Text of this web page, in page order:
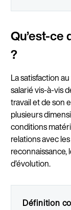
Qu’est-ce
?
La satisfaction
salarié vis-à-vis
travail et de son
plusieurs
conditions
relations avec
reconnaissance,
d’évolution.
Définition